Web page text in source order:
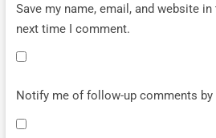
Save my name, email, and website
next time I comment.
Notify me of follow-up comments by